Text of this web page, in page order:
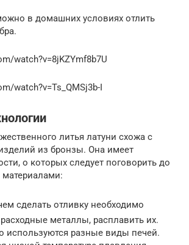
в домашних условиях отлить
watch?v=8jKZYmf8b7U
watch?v=Ts_QMSj3b-I
литья латуни схожа с
из бронзы. Она имеет
о которых следует поговорить до
материалами:
сделать отливку необходимо
металлы, расплавить их.
используются разные виды печей.